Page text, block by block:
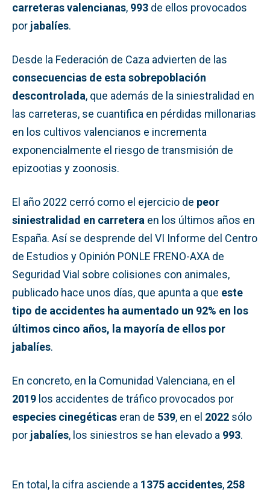
carreteras valencianas, 993 de ellos provocados
por jabalíes.
Desde la Federación de Caza advierten de las
consecuencias de esta sobrepoblación
descontrolada, que además de la siniestralidad en
las carreteras, se cuantifica en pérdidas millonarias
en los cultivos valencianos e incrementa
exponencialmente el riesgo de transmisión de
epizootias y zoonosis.
El año 2022 cerró como el ejercicio de peor
siniestralidad en carretera en los últimos años en
España. Así se desprende del VI Informe del Centro
de Estudios y Opinión PONLE FRENO-AXA de
Seguridad Vial sobre colisiones con animales,
publicado hace unos días, que apunta a que este
tipo de accidentes ha aumentado un 92% en los
últimos cinco años, la mayoría de ellos por
jabalíes.
En concreto, en la Comunidad Valenciana, en el
2019 los accidentes de tráfico provocados por
especies cinegéticas eran de 539, en el 2022 sólo
por jabalíes, los siniestros se han elevado a 993.
En total, la cifra asciende a 1375 accidentes, 258